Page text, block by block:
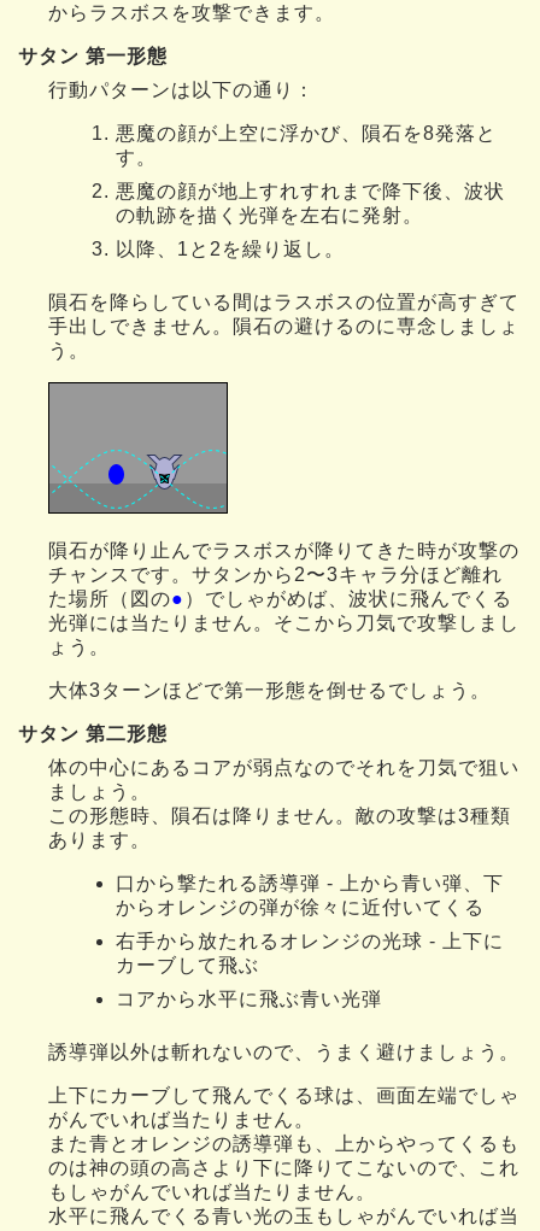
からラスボスを攻撃できます。
サタン 第一形態
行動パターンは以下の通り：
悪魔の顔が上空に浮かび、隕石を8発落と
す。
悪魔の顔が地上すれすれまで降下後、波状
の軌跡を描く光弾を左右に発射。
以降、1と2を繰り返し。
隕石を降らしている間はラスボスの位置が高すぎて
手出しできません。隕石の避けるのに専念しましょ
う。
隕石が降り止んでラスボスが降りてきた時が攻撃の
チャンスです。サタンから2〜3キャラ分ほど離れ
た場所（図の● ）でしゃがめば、波状に飛んでくる
光弾には当たりません。そこから刀気で攻撃しまし
ょう。
大体3ターンほどで第一形態を倒せるでしょう。
サタン 第二形態
体の中心にあるコアが弱点なのでそれを刀気で狙い
ましょう。
この形態時、隕石は降りません。敵の攻撃は3種類
あります。
口から撃たれる誘導弾 - 上から青い弾、下
からオレンジの弾が徐々に近付いてくる
右手から放たれるオレンジの光球 - 上下に
カーブして飛ぶ
コアから水平に飛ぶ青い光弾
誘導弾以外は斬れないので、うまく避けましょう。
上下にカーブして飛んでくる球は、画面左端でしゃ
がんでいれば当たりません。
また青とオレンジの誘導弾も、上からやってくるも
のは神の頭の高さより下に降りてこないので、これ
もしゃがんでいれば当たりません。
水平に飛んでくる青い光の玉もしゃがんでいれば当